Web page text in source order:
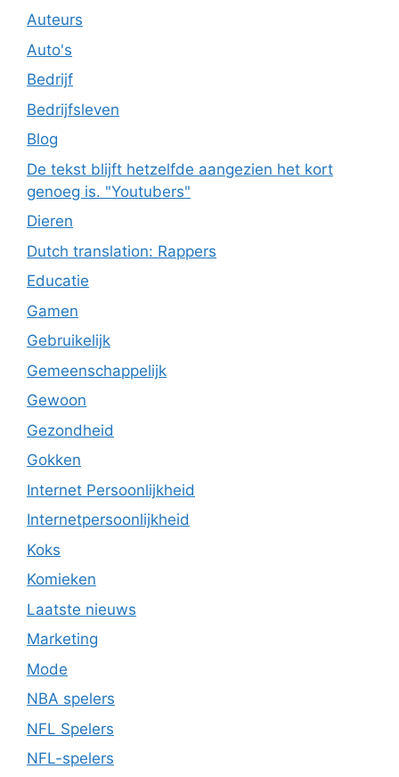
Auteurs
Auto's
Bedrijf
Bedrijfsleven
Blog
De tekst blijft hetzelfde aangezien het kort
genoeg is. "Youtubers"
Dieren
Dutch translation: Rappers
Educatie
Gamen
Gebruikelijk
Gemeenschappelijk
Gewoon
Gezondheid
Gokken
Internet Persoonlijkheid
Internetpersoonlijkheid
Koks
Komieken
Laatste nieuws
Marketing
Mode
NBA spelers
NFL Spelers
NFL-spelers